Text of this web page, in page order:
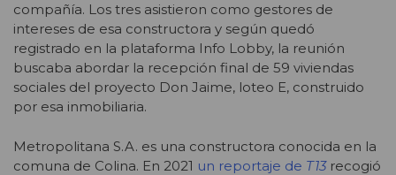
compañía. Los tres asistieron como gestores de
intereses de esa constructora y según quedó
registrado en la plataforma Info Lobby, la reunión
buscaba abordar la recepción final de 59 viviendas
sociales del proyecto Don Jaime, loteo E, construido
por esa inmobiliaria.
Metropolitana S.A. es una constructora conocida en la
comuna de Colina. En 2021 un reportaje de T13recogió